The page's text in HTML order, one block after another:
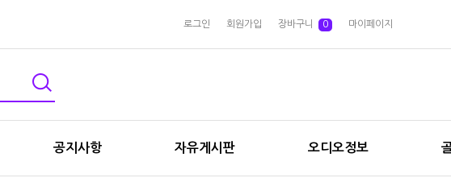
로그인 회원가입 장바구니 0 마이페이지
공지사항 자유게시판 오디오정보